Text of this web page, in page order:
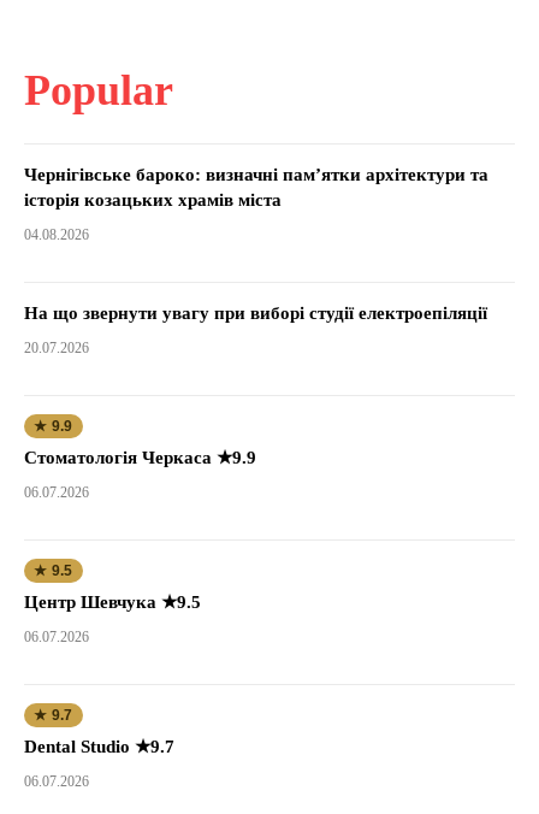
Popular
Чернігівське бароко: визначні пам’ятки архітектури та
історія козацьких храмів міста
04.08.2026
На що звернути увагу при виборі студії електроепіляції
20.07.2026
★ 9.9
Стоматологія Черкаса ★9.9
06.07.2026
★ 9.5
Центр Шевчука ★9.5
06.07.2026
★ 9.7
Dental Studio ★9.7
06.07.2026